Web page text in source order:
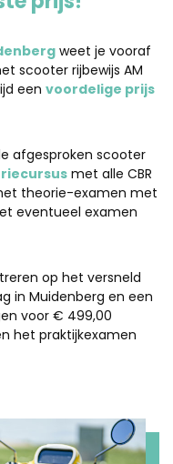
weet je vooraf
scooter rijbewijs AM
een voordelige prijs
afgesproken scooter
met alle CBR
theorie-examen met
eventueel examen
op het versneld
in Muidenberg en een
voor € 499,00
het praktijkexamen